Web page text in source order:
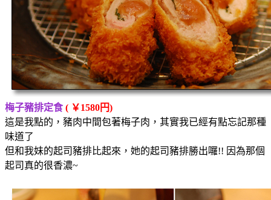
梅子豬排定食( ￥1580円)
這是我點的，豬肉中間包著梅子肉，其實我已經有點忘記那種
味道了
但和我妹的起司豬排比起來，她的起司豬排勝出囉!! 因為那個
起司真的很香濃~